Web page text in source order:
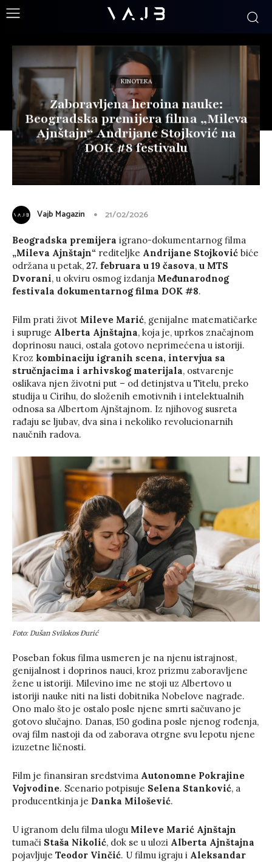
KINOTEKA
Zaboravljena heroina nauke:
Beogradska premijera filma „Mileva
Ajnštajn“ Andrijane Stojković na
DOK #8 festivalu
Vajb Magazin 21/02/2026
Beogradska premijera igrano-dokumentarnog filma
„Mileva Ajnštajn“ rediteljke Andrijane Stojković biće
održana u petak, 27. februara u 19 časova, u MTS
Dvorani, u okviru osmog izdanja Međunarodnog
festivala dokumentarnog filma DOK #8.
Film prati život Mileve Marić, genijalne matematičarke
i supruge Alberta Ajnštajna, koja je, uprkos značajnom
doprinosu nauci, ostala gotovo neprimećena u istoriji.
Kroz kombinaciju igranih scena, intervjua sa
stručnjacima i arhivskog materijala, ostvarenje
oslikava njen životni put – od detinjstva u Titelu, preko
studija u Cirihu, do složenih emotivnih i intelektualnih
odnosa sa Albertom Ajnštajnom. Iz njihovog susreta
rađaju se ljubav, dva sina i nekoliko revolucionarnih
naučnih radova.
Foto: Dušan Svilokos Đurić
Poseban fokus filma usmeren je na njenu istrajnost,
genijalnost i doprinos nauci, kroz prizmu zaboravljene
žene u istoriji. Milevino ime ne stoji uz Albertovo u
istoriji nauke niti na listi dobitnika Nobelove nagrade.
Ono malo što je ostalo posle njene smrti sačuvano je
gotovo slučajno. Danas, 150 godina posle njenog rođenja,
ovaj film nastoji da od zaborava otrgne svu lepotu njene
izuzetne ličnosti.
Film je finansiran sredstvima Autonomne Pokrajine
Vojvodine. Scenario potpisuje Selena Stanković, a
producentkinja je Danka Milošević.
U igranom delu filma ulogu Mileve Marić Ajnštajn
tumači Staša Nikolić, dok se u ulozi Alberta Ajnštajna
pojavljuje Teodor Vinčić. U filmu igraju i Aleksandar